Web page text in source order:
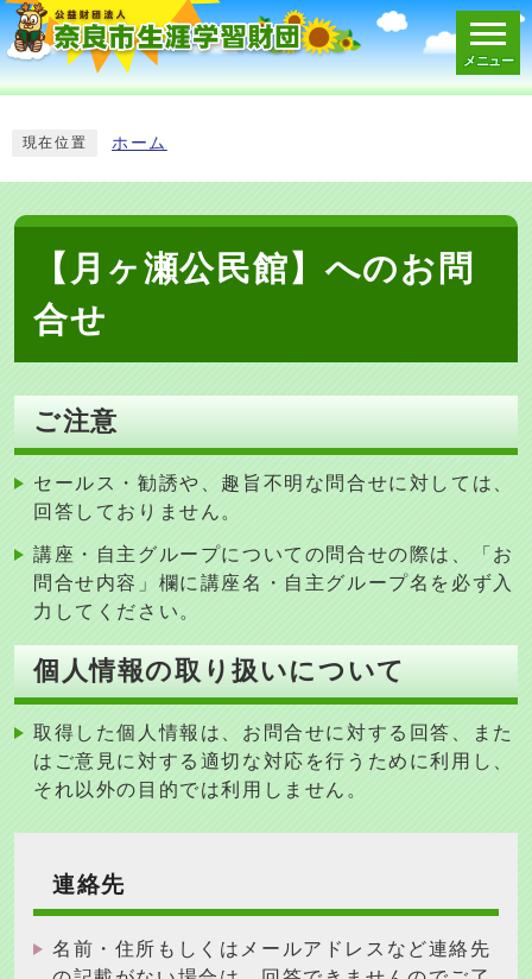
メニュー
現在位置 ホーム
【月ヶ瀬公民館】へのお問
合せ
ご注意
セールス・勧誘や、趣旨不明な問合せに対しては、
回答しておりません。
講座・自主グループについての問合せの際は、「お
問合せ内容」欄に講座名・自主グループ名を必ず入
力してください。
個人情報の取り扱いについて
取得した個人情報は、お問合せに対する回答、また
はご意見に対する適切な対応を行うために利用し、
それ以外の目的では利用しません 。
連絡先
名前・住所もしくはメールアドレスなど連絡先